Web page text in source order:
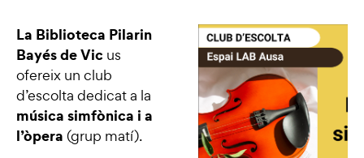
La Biblioteca Pilarin
Bayés de Vic us
ofereix un club
d’escolta dedicat a la
música simfònica i a
l’òpera (grup matí).